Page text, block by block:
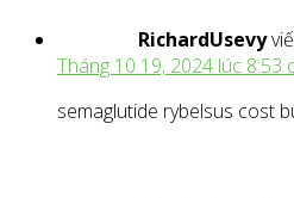
RichardUsevy
Tháng 10 19, 2024 lúc 8:53
semaglutide rybelsus cost